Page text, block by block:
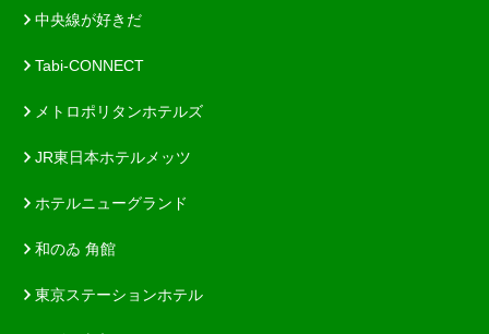
中央線が好きだ
Tabi-CONNECT
メトロポリタンホテルズ
JR東日本ホテルメッツ
ホテルニューグランド
和のゐ 角館
東京ステーションホテル